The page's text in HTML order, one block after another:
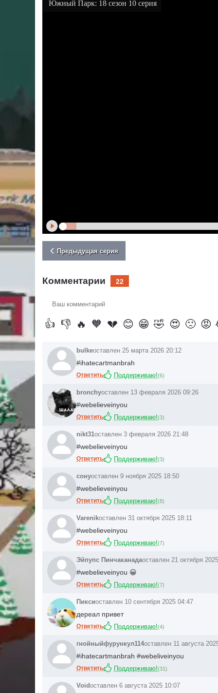
Южный Парк: 18 сезон 10 серия
Предыдущая серия
Комментарии 22
комментарий
👍 👎 🔥 🧡 💔 😊 😁 🤣 😍 🙁 😡
bulkeоставлен 25 марта 2026 20:12
#ihatecartmanbrah
Ответить Поддерживаю!(6)
bronchyоставлен 13 февраля 2026 09:26
#webelieveinyou
Ответить Поддерживаю!(3)
nikt31оставлен 3 февраля 2026 21:48
#webelieveinyou
Ответить Поддерживаю!(3)
сонуоставлен 9 ноября 2025 18:50
#webelieveinyou
Ответить Поддерживаю!(8)
Varenikоставлен 31 октября 2025 18:11
#webelieveinyou
Ответить Поддерживаю!(7)
Эйпупс Пинчаканадаоставлен 21 октября
#webelieveinyou 😀
Ответить Поддерживаю!(7)
Пиксиоставлен 10 сентября 2025 04:47
дереал привет
Ответить Поддерживаю!(4)
гнойныйфурункул114оставлен 11 августа
#ihatecartmanbrah #webeliveinyou
Ответить Поддерживаю!(31)
Voidоставлен 6 августа 2025 10:07